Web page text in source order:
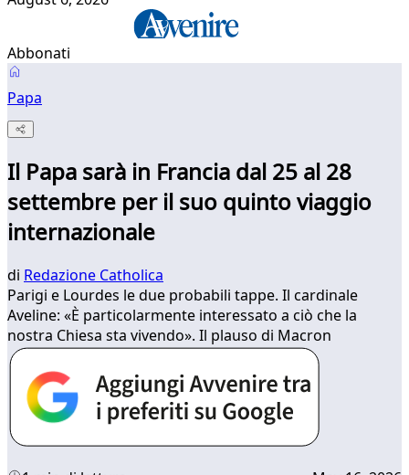
Abbonati
Papa
Il Papa sarà in Francia dal 25 al 28
settembre per il suo quinto viaggio
internazionale
di Redazione Catholica
Parigi e Lourdes le due probabili tappe. Il cardinale
Aveline: «È particolarmente interessato a ciò che la
nostra Chiesa sta vivendo». Il plauso di Macron